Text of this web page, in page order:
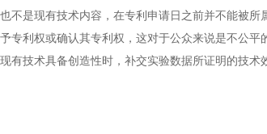
不是现有技术内容，在专利申请日之前并不能被所
专利权或确认其专利权，这对于公众来说是不公平
有技术具备创造性时，补交实验数据所证明的技